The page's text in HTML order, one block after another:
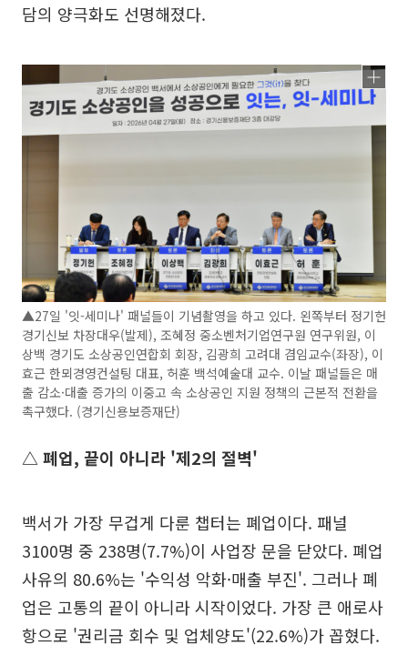
담의 양극화도 선명해졌다.
▲27일 '잇-세미나' 패널들이 기념촬영을 하고 있다. 왼쪽부터 정기헌
경기신보 차장대우(발제), 조혜정 중소벤처기업연구원 연구위원, 이
상백 경기도 소상공인연합회 회장, 김광희 고려대 겸임교수(좌장), 이
효근 한뫼경영컨설팅 대표, 허훈 백석예술대 교수. 이날 패널들은 매
출 감소·대출 증가의 이중고 속 소상공인 지원 정책의 근본적 전환을
촉구했다. (경기신용보증재단)
△ 폐업, 끝이 아니라 '제2의 절벽'
백서가 가장 무겁게 다룬 챕터는 폐업이다. 패널
3100명 중 238명(7.7%)이 사업장 문을 닫았다. 폐업
사유의 80.6%는 '수익성 악화·매출 부진'. 그러나 폐
업은 고통의 끝이 아니라 시작이었다. 가장 큰 애로사
항으로 '권리금 회수 및 업체양도'(22.6%)가 꼽혔다.